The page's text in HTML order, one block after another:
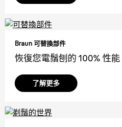
Braun 可替換部件
恢復您電鬚刨的 100% 性能
了解更多